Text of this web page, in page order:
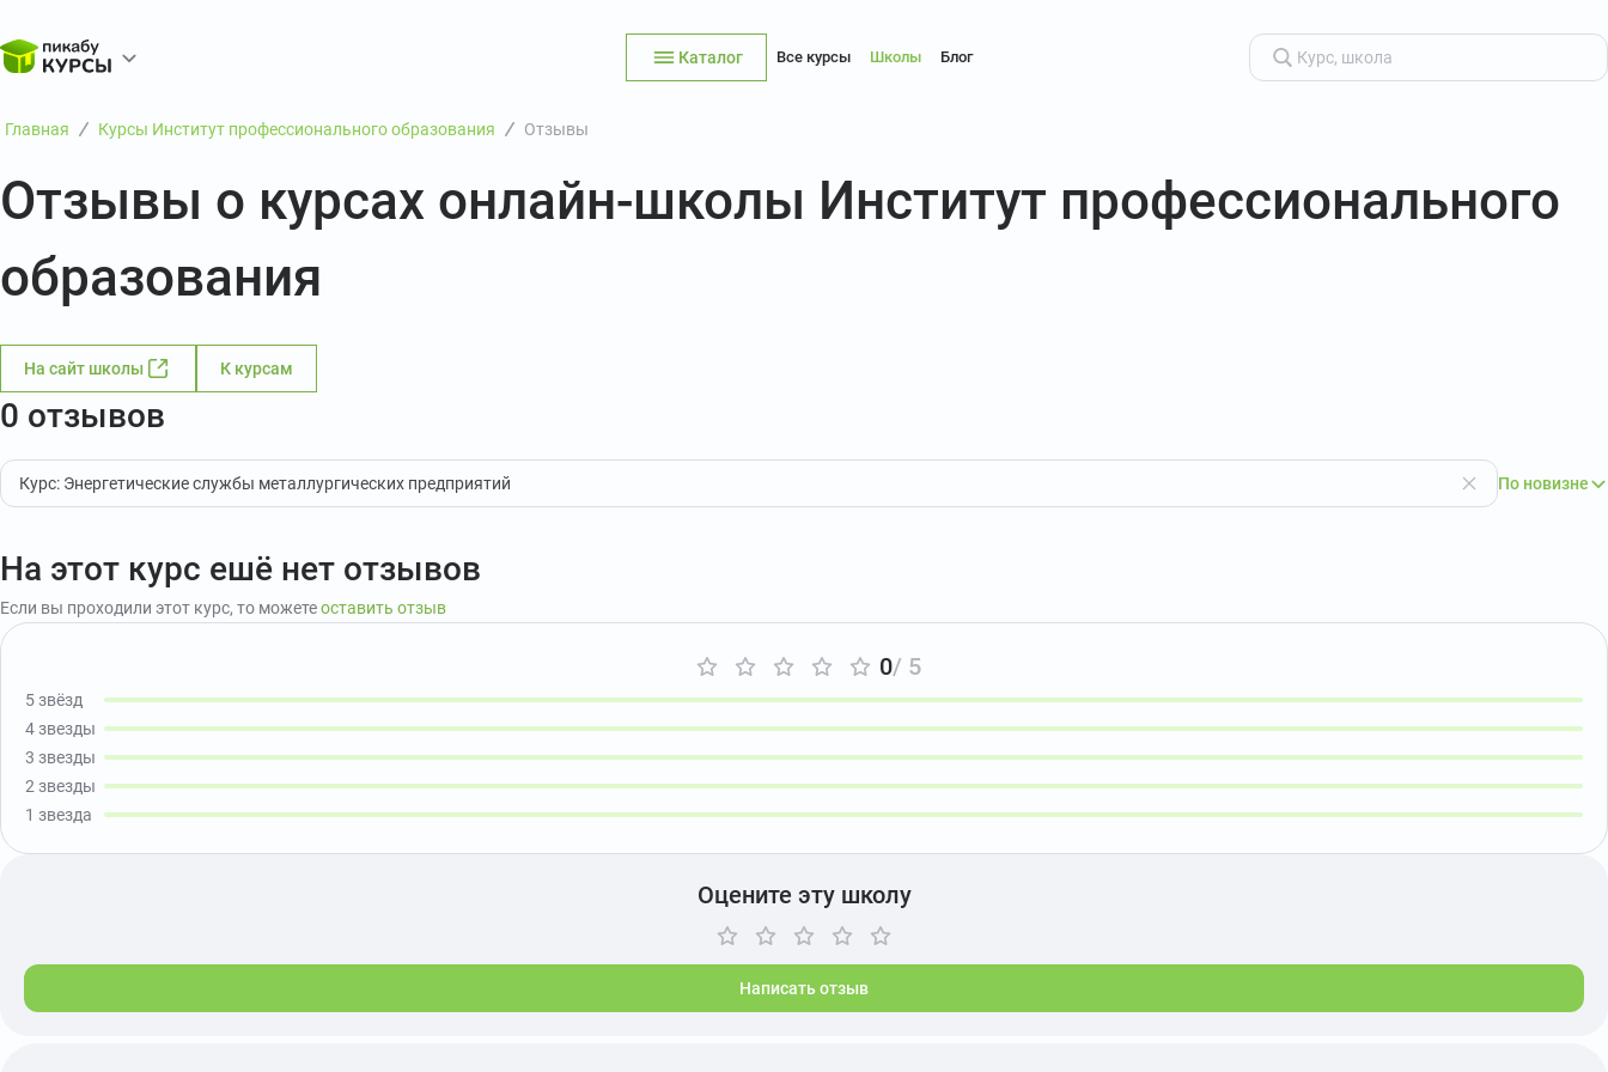
Каталог Все курсы Школы Блог
Главная Курсы Институт профессионального образования Отзывы
Отзывы о курсах онлайн-школы Институт профессионального
образования
На сайт школы К курсам
0 отзывов
Курс: Энергетические службы металлургических предприятий По новизне
На этот курс ешё нет отзывов
Если вы проходили этот курс, то можетеоставить отзыв
0/ 5
5 звёзд
4 звезды
3 звезды
2 звезды
1 звезда
Оцените эту школу
Написать отзыв